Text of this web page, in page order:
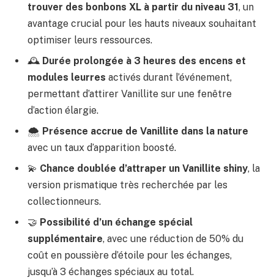
trouver des bonbons XL à partir du niveau 31, un
avantage crucial pour les hauts niveaux souhaitant
optimiser leurs ressources.
🕰️ Durée prolongée à 3 heures des encens et
modules leurres activés durant l’événement,
permettant d’attirer Vanillite sur une fenêtre
d’action élargie.
🌨️ Présence accrue de Vanillite dans la nature
avec un taux d’apparition boosté.
💫 Chance doublée d’attraper un Vanillite shiny, la
version prismatique très recherchée par les
collectionneurs.
🤝 Possibilité d’un échange spécial
supplémentaire, avec une réduction de 50% du
coût en poussière d’étoile pour les échanges,
jusqu’à 3 échanges spéciaux au total.